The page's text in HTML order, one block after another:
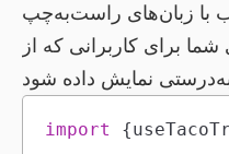
با زبان‌های راست‌به‌چپ
برای کاربرانی که از
import {